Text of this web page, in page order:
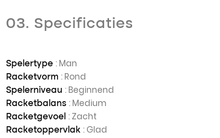
03. Specificaties
Spelertype : Man
Racketvorm : Rond
Spelerniveau : Beginnend
Racketbalans : Medium
Racketgevoel : Zacht
Racketoppervlak : Glad